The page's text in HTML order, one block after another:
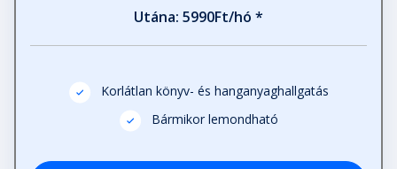
Utána: 5990Ft/hó *
Korlátlan könyv- és hanganyaghallgatás
Bármikor lemondható